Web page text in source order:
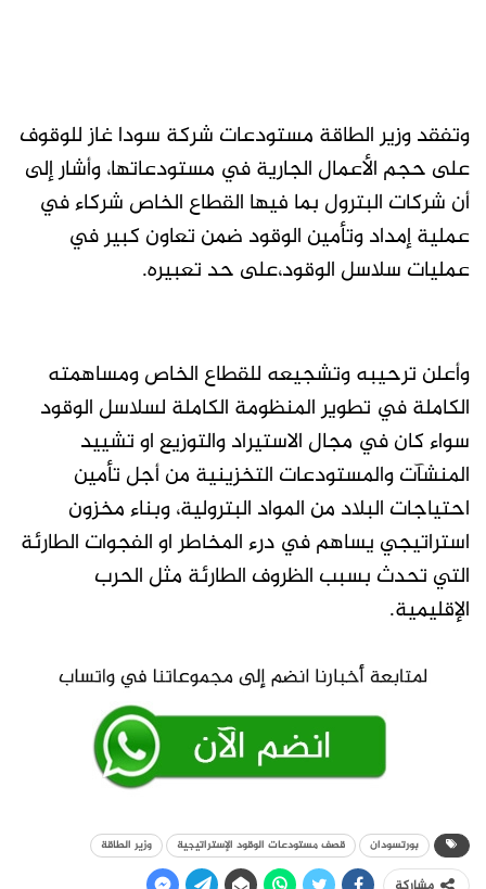
وتفقد وزير الطاقة مستودعات شركة سودا غاز للوقوف
على حجم الأعمال الجارية في مستودعاتها، وأشار إلى
أن شركات البترول بما فيها القطاع الخاص شركاء في
عملية إمداد وتأمين الوقود ضمن تعاون كبير في
عمليات سلاسل الوقود،على حد تعبيره.
وأعلن ترحيبه وتشجيعه للقطاع الخاص ومساهمته
الكاملة في تطوير المنظومة الكاملة لسلاسل الوقود
سواء كان في مجال الاستيراد والتوزيع او تشييد
المنشآت والمستودعات التخزينية من أجل تأمين
احتياجات البلاد من المواد البترولية، وبناء مخزون
استراتيجي يساهم في درء المخاطر او الفجوات الطارئة
التي تحدث بسبب الظروف الطارئة مثل الحرب
الإقليمية.
بورتسودان قصف مستودعات الوقود الإستراتيجية وزير الطاقة